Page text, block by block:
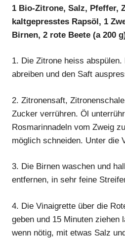
1 Bio-Zitrone, Salz, Pfeffer,
kaltgepresstes Rapsöl, 1
Birnen, 2 rote Beete (a 200
1. Die Zitrone heiss
abreiben und den Saft
2. Zitronensaft,
Zucker verrühren. Öl
Rosmarinnadeln vom Zweig
möglich schneiden. Unter die
3. Die Birnen waschen und
entfernen, in sehr feine
4. Die Vinaigrette über die
geben und 15 Minuten ziehen
wenn nötig, mit etwas Salz